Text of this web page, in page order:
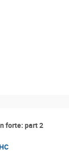
forte: part 2